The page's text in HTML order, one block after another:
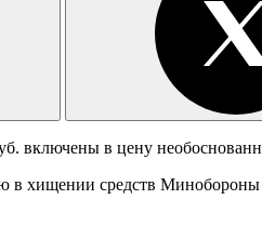
включены в цену
хищении средств